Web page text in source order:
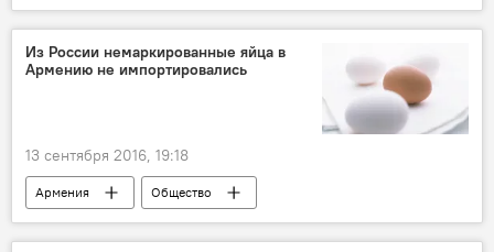
Из России немаркированные яйца в
Армению не импортировались
13 сентября 2016, 19:18
Армения Общество